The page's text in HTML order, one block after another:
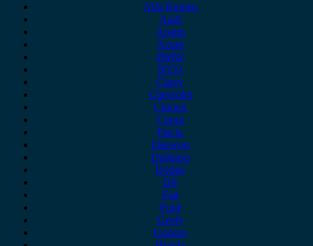
Alfa Romeo
Audi
Austin
Acura
BMW
BYD
Chery
Chevrolet
Citroen
Cupra
Dacia
Daewoo
Daihatsu
Dodge
DS
Fiat
Ford
Geely
Gonow